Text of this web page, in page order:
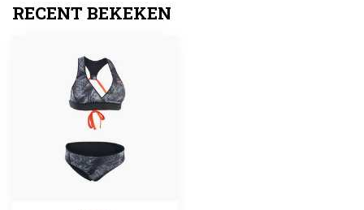
RECENT BEKEKEN